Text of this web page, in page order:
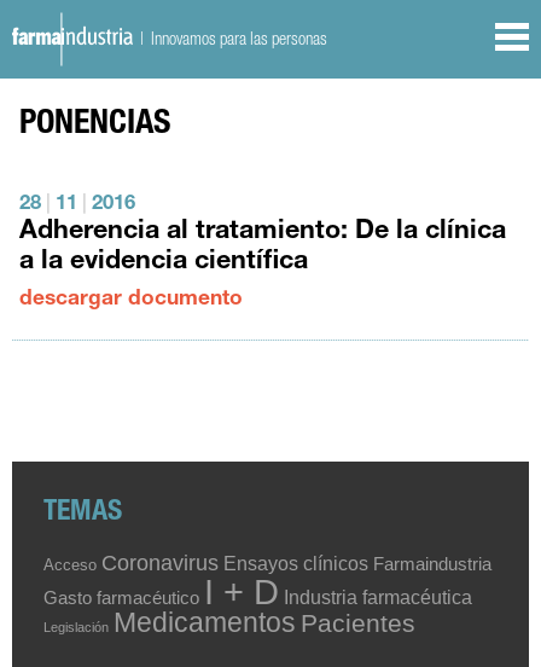
| Innovamos para las personas
PONENCIAS
28 11 2016
Adherencia al tratamiento: De la clínica
a la evidencia científica
descargar documento
TEMAS
Acceso Coronavirus Ensayos clínicos Farmaindustria
Gasto farmacéutico I + D Industria farmacéutica
Legislación Medicamentos Pacientes